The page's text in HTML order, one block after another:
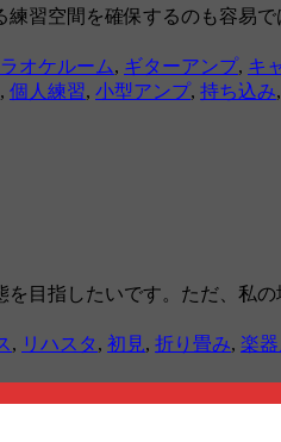
習空間を確保するのも容易
オケルーム, ギターアンプ, キ
, 個人練習, 小型アンプ, 持ち込み,
目指したいです。ただ、私
, リハスタ , 初見, 折り畳み, 楽